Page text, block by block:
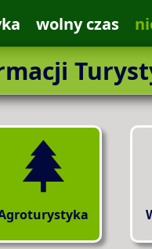
wolny czas